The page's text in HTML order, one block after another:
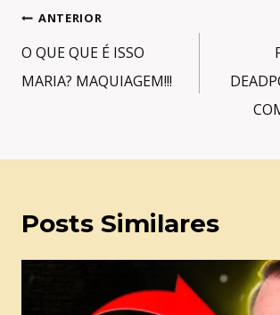
Navegação
de
Post
ANTERIOR
O QUE QUE É ISSO
MARIA? MAQUIAGEM!!!
Posts Similares